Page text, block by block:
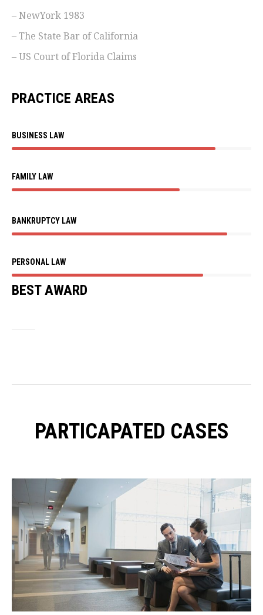
– NewYork 1983
– The State Bar of California
– US Court of Florida Claims
PRACTICE AREAS
BUSINESS LAW
FAMILY LAW
BANKRUPTCY LAW
PERSONAL LAW
BEST AWARD
PARTICAPATED CASES